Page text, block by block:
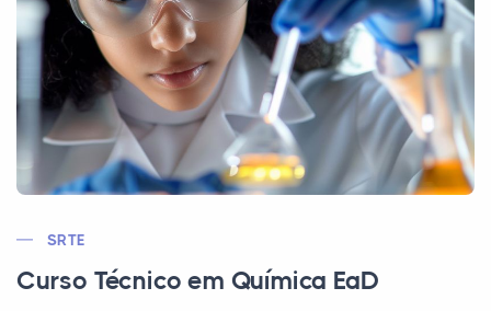
SRTE
Curso Técnico em Química EaD